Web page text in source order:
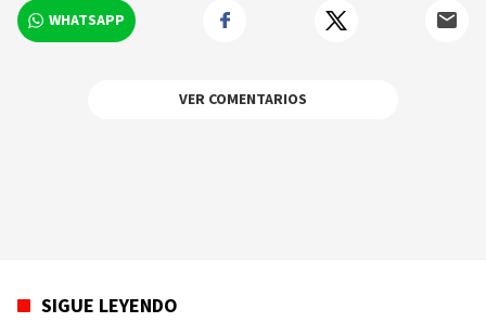
WHATSAPP
VER COMENTARIOS
SIGUE LEYENDO